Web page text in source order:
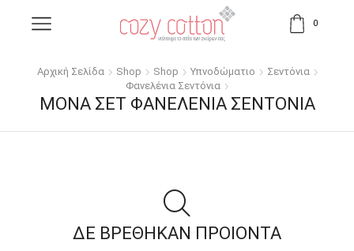
0
Αρχική Σελίδα Shop Shop Υπνοδώματιο
Σεντόνια
Φανελένια Σεντόνια
ΜΟΝΆ ΣΕΤ ΦΑΝΕΛΈΝΙΑ ΣΕΝΤΌΝΙΑ
ΔΕ ΒΡΕΘΗΚΑΝ ΠΡΟΙΟΝΤΑ